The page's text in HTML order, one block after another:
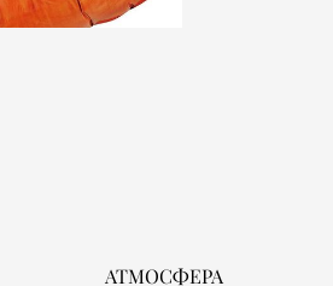
АТМОСФЕРА